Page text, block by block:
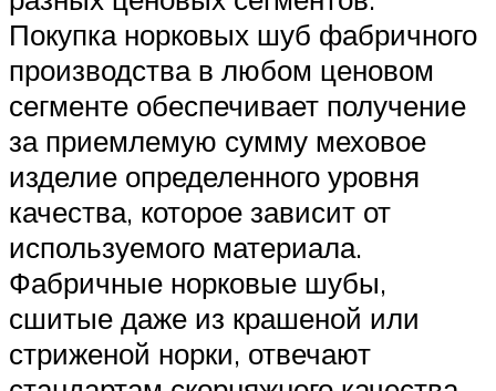
Покупка норковых шуб фабричного
производства в любом ценовом
сегменте обеспечивает получение
за приемлемую сумму меховое
изделие определенного уровня
качества, которое зависит от
используемого материала.
Фабричные норковые шубы,
сшитые даже из крашеной или
стриженой норки, отвечают